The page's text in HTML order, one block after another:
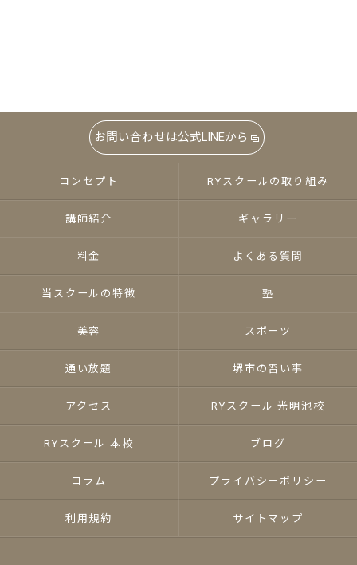
お問い合わせは公式LINEから
コンセプト RYスクールの取り組み
講師紹介 ギャラリー
料金 よくある質問
当スクールの特徴 塾
美容 スポーツ
通い放題 堺市の習い事
アクセス RYスクール 光明池校
RYスクール 本校 ブログ
コラム プライバシーポリシー
利用規約 サイトマップ